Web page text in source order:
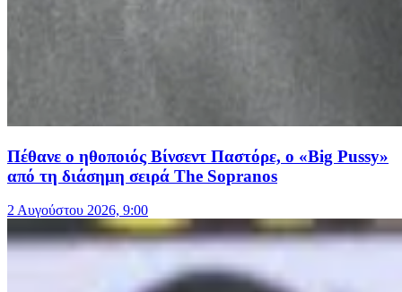
Πέθανε ο ηθοποιός Βίνσεντ Παστόρε, ο «Big Pussy»
από τη διάσημη σειρά The Sopranos
2 Αυγούστου 2026, 9:00